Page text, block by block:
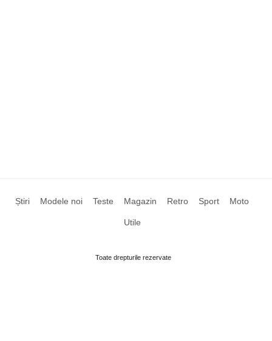
Știri Modele noi Teste Magazin Retro Sport Moto
Utile
Toate drepturile rezervate